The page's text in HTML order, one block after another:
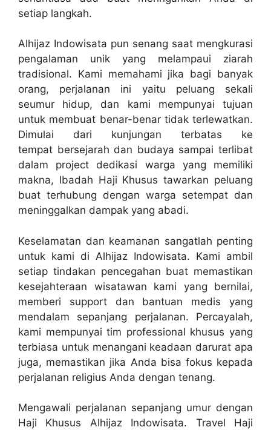
setiap langkah.
Alhijaz Indowisata pun senang saat mengkurasi
pengalaman unik yang melampaui ziarah
tradisional. Kami memahami jika bagi banyak
orang, perjalanan ini yaitu peluang sekali
seumur hidup, dan kami mempunyai tujuan
untuk membuat benar-benar tidak terlewatkan.
Dimulai dari kunjungan terbatas ke
tempat bersejarah dan budaya sampai terlibat
dalam project dedikasi warga yang memiliki
makna, Ibadah Haji Khusus tawarkan peluang
buat terhubung dengan warga setempat dan
meninggalkan dampak yang abadi.
Keselamatan dan keamanan sangatlah penting
untuk kami di Alhijaz Indowisata. Kami ambil
setiap tindakan pencegahan buat memastikan
kesejahteraan wisatawan kami yang bernilai,
memberi support dan bantuan medis yang
mendalam sepanjang perjalanan. Percayalah,
kami mempunyai tim professional khusus yang
terbiasa untuk menangani keadaan darurat apa
juga, memastikan jika Anda bisa fokus kepada
perjalanan religius Anda dengan tenang.
Mengawali perjalanan sepanjang umur dengan
Haji Khusus Alhijaz Indowisata. Travel Haji